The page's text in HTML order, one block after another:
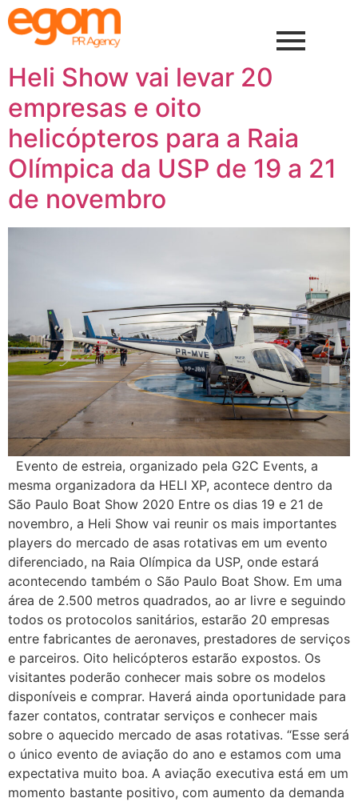
Heli Show vai levar 20
empresas e oito
helicópteros para a Raia
Olímpica da USP de 19 a 21
de novembro
Evento de estreia, organizado pela G2C Events, a
mesma organizadora da HELI XP, acontece dentro da
São Paulo Boat Show 2020 Entre os dias 19 e 21 de
novembro, a Heli Show vai reunir os mais importantes
players do mercado de asas rotativas em um evento
diferenciado, na Raia Olímpica da USP, onde estará
acontecendo também o São Paulo Boat Show. Em uma
área de 2.500 metros quadrados, ao ar livre e seguindo
todos os protocolos sanitários, estarão 20 empresas
entre fabricantes de aeronaves, prestadores de serviços
e parceiros. Oito helicópteros estarão expostos. Os
visitantes poderão conhecer mais sobre os modelos
disponíveis e comprar. Haverá ainda oportunidade para
fazer contatos, contratar serviços e conhecer mais
sobre o aquecido mercado de asas rotativas. “Esse será
o único evento de aviação do ano e estamos com uma
expectativa muito boa. A aviação executiva está em um
momento bastante positivo, com aumento da demanda